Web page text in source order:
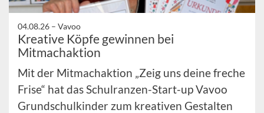
04.08.26 – Vavoo
Kreative Köpfe gewinnen bei
Mitmachaktion
Mit der Mitmachaktion „Zeig uns deine freche
Frise“ hat das Schulranzen-Start-up Vavoo
Grundschulkinder zum kreativen Gestalten